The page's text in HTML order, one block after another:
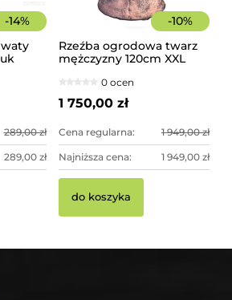
-14%
289,00 zł
289,00 zł
-10%
Rzeźba ogrodowa twarz
mężczyzny 120cm XXL
imponująca dekoracja
ogrodowa
0 ocen
1 750,00 zł
Cena regularna: 1 949,00 zł
Najniższa cena: 1 949,00 zł
do koszyka